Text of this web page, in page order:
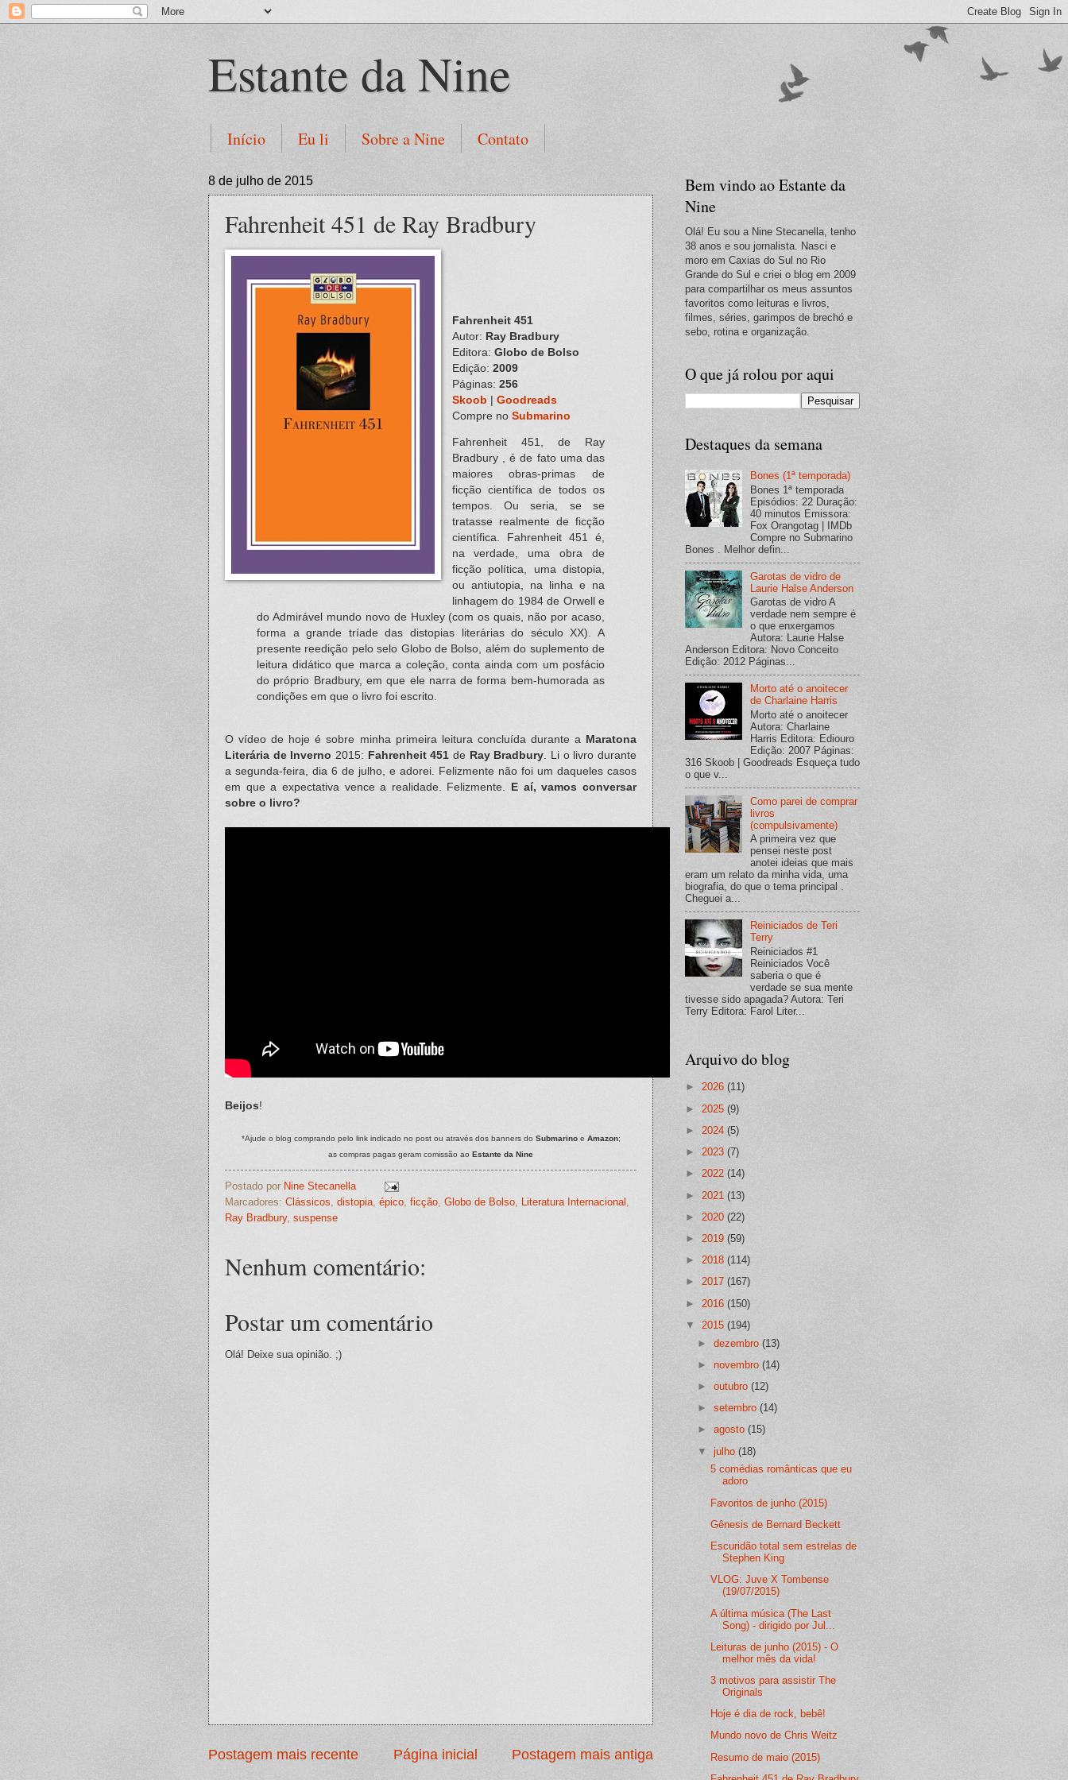
Estante da Nine
Início Eu li Sobre a Nine Contato
8 de julho de 2015
Fahrenheit 451 de Ray Bradbury
Fahrenheit 451
Autor: Ray Bradbury
Editora: Globo de Bolso
Edição: 2009
Páginas: 256
Skoob
Goodreads
Compre no Submarino
Fahrenheit 451, de Ray
Bradbury , é de fato uma das
maiores obras-primas de
ficção científica de todos os
tempos. Ou seria, se se
tratasse realmente de ficção
científica. Fahrenheit 451 é,
na verdade, uma obra de
ficção política, uma distopia,
ou antiutopia, na linha e na
linhagem do 1984 de Orwell e
do Admirável mundo novo de Huxley (com os quais, não por acaso,
forma a grande tríade das distopias literárias do século XX). A
presente reedição pelo selo Globo de Bolso, além do suplemento de
leitura didático que marca a coleção, conta ainda com um posfácio
do próprio Bradbury, em que ele narra de forma bem-humorada as
condições em que o livro foi escrito.
O vídeo de hoje é sobre minha primeira leitura concluída durante a Maratona
Literária de Inverno 2015: Fahrenheit 451 de Ray Bradbury . Li o livro durante
a segunda-feira, dia 6 de julho, e adorei. Felizmente não foi um daqueles casos
em que a expectativa vence a realidade. Felizmente.
E aí, vamos conversar
sobre o livro?
Beijos!
*Ajude o blog comprando pelo link indicado no post ou através dos banners do Submarinoe Amazon;
as compras pagas geram comissão ao Estante da Nine
Postado por Nine Stecanella
Marcadores: Clássicos distopia épico ficção Globo de Bolso Literatura Internacional
Ray Bradbury, suspense
Nenhum comentário:
Postar um comentário
Olá! Deixe sua opinião. ;)
Postagem mais recente Postagem mais antiga
Página inicial
Bem vindo ao Estante da
Nine
Olá! Eu sou a Nine Stecanella, tenho
38 anos e sou jornalista. Nasci e
moro em Caxias do Sul no Rio
Grande do Sul e criei o blog em 2009
para compartilhar os meus assuntos
favoritos como leituras e livros,
filmes, séries, garimpos de brechó e
sebo, rotina e organização.
O que já rolou por aqui
Destaques da semana
Bones (1ª temporada)
Bones 1ª temporada
Episódios: 22 Duração:
40 minutos Emissora:
Fox Orangotag | IMDb
Compre no Submarino
Bones . Melhor defin...
Garotas de vidro de
Laurie Halse Anderson
Garotas de vidro A
verdade nem sempre é
o que enxergamos
Autora: Laurie Halse
Anderson Editora: Novo Conceito
Edição: 2012 Páginas...
Morto até o anoitecer
de Charlaine Harris
Morto até o anoitecer
Autora: Charlaine
Harris Editora: Ediouro
Edição: 2007 Páginas:
316 Skoob | Goodreads Esqueça tudo
o que v...
Como parei de comprar
livros
(compulsivamente)
A primeira vez que
pensei neste post
anotei ideias que mais
eram um relato da minha vida, uma
biografia, do que o tema principal .
Cheguei a...
Reiniciados de Teri
Terry
Reiniciados #1
Reiniciados Você
saberia o que é
verdade se sua mente
tivesse sido apagada? Autora: Teri
Terry Editora: Farol Liter...
Arquivo do blog
► 2026 (11)
► 2025 (9)
► 2024 (5)
► 2023 (7)
► 2022 (14)
► 2021 (13)
► 2020 (22)
► 2019 (59)
► 2018 (114)
► 2017 (167)
► 2016 (150)
▼ 2015 (194)
►dezembro(13)
►novembro(14)
►outubro(12)
►setembro(14)
►agosto(15)
▼julho(18)
5 comédias românticas que eu
adoro
Favoritos de junho (2015)
Gênesis de Bernard Beckett
Escuridão total sem estrelas de
Stephen King
VLOG: Juve X Tombense
(19/07/2015)
A última música (The Last
Song) - dirigido por Jul...
Leituras de junho (2015) - O
melhor mês da vida!
3 motivos para assistir The
Originals
Hoje é dia de rock, bebê!
Mundo novo de Chris Weitz
Resumo de maio (2015)